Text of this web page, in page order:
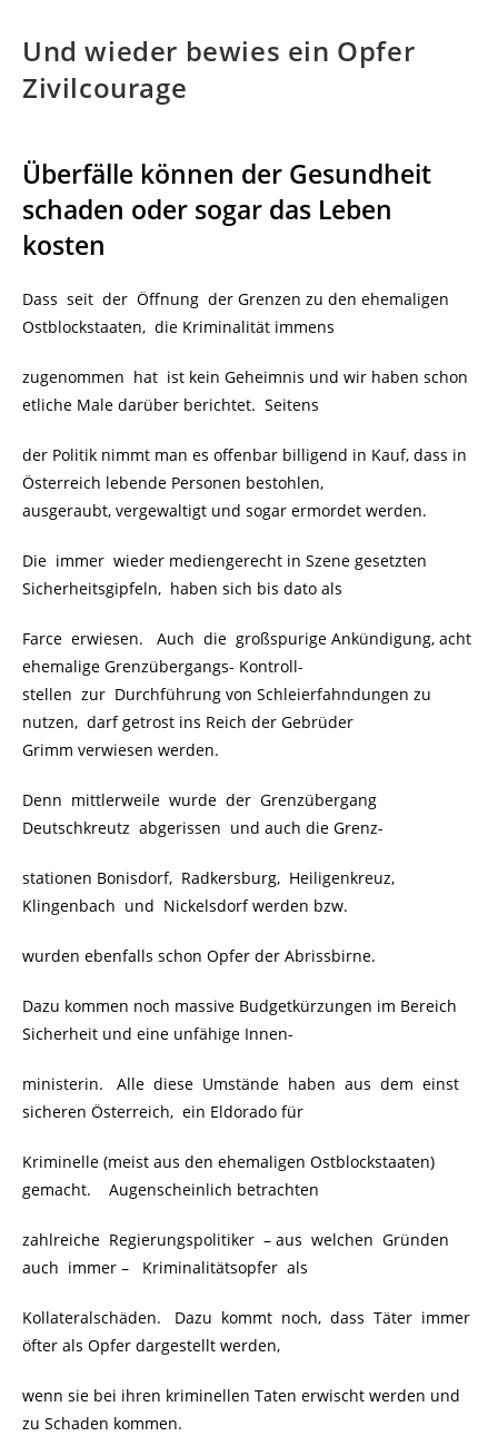
Und wieder bewies ein Opfer
Zivilcourage
Überfälle können der Gesundheit
schaden oder sogar das Leben
kosten
Dass seit der Öffnung der Grenzen zu den ehemaligen
Ostblockstaaten, die Kriminalität immens
zugenommen hat ist kein Geheimnis und wir haben schon
etliche Male darüber berichtet. Seitens
der Politik nimmt man es offenbar billigend in Kauf, dass in
Österreich lebende Personen bestohlen,
ausgeraubt, vergewaltigt und sogar ermordet werden.
Die immer wieder mediengerecht in Szene gesetzten
Sicherheitsgipfeln, haben sich bis dato als
Farce erwiesen. Auch die großspurige Ankündigung, acht
ehemalige Grenzübergangs- Kontroll-
stellen zur Durchführung von Schleierfahndungen zu
nutzen, darf getrost ins Reich der Gebrüder
Grimm verwiesen werden.
Denn mittlerweile wurde der Grenzübergang
Deutschkreutz abgerissen und auch die Grenz-
stationen Bonisdorf, Radkersburg, Heiligenkreuz,
Klingenbach und Nickelsdorf werden bzw.
wurden ebenfalls schon Opfer der Abrissbirne.
Dazu kommen noch massive Budgetkürzungen im Bereich
Sicherheit und eine unfähige Innen-
ministerin. Alle diese Umstände haben aus dem einst
sicheren Österreich, ein Eldorado für
Kriminelle (meist aus den ehemaligen Ostblockstaaten)
gemacht. Augenscheinlich betrachten
zahlreiche Regierungspolitiker – aus welchen Gründen
auch immer – Kriminalitätsopfer als
Kollateralschäden. Dazu kommt noch, dass Täter immer
öfter als Opfer dargestellt werden,
wenn sie bei ihren kriminellen Taten erwischt werden und
zu Schaden kommen.